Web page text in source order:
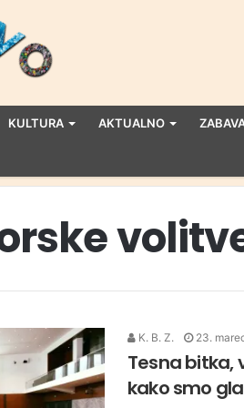
KULTURA AKTUALNO
K. B. Z. 23.
Tesna bitka,
kako smo